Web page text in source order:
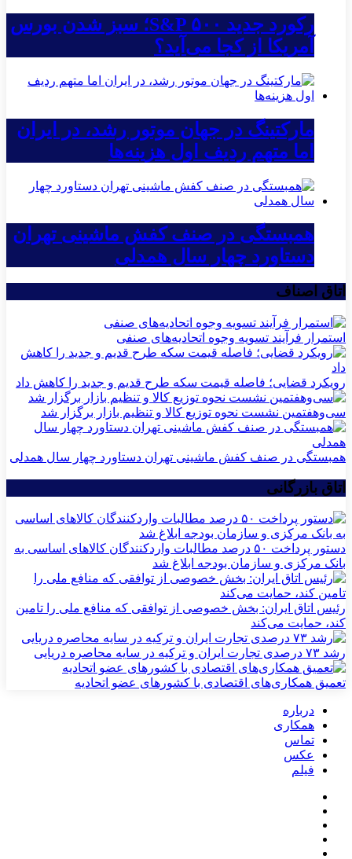
رکورد جدید S&P ۵۰۰؛ سبز شدن بورس
آمریکا از کجا می‌آید؟
مارکتینگ در جهان موتور رشد، در ایران
اما متهم ردیف اول هزینه‌ها
همبستگی در صنف کفش ماشینی تهران
دستاورد چهار سال همدلی
اتاق اصناف
استمرار فرآیند تسویه وجوه اتحادیه‌های صنفی
رویکرد قضایی؛ فاصله قیمت سکه طرح قدیم و جدید را کاهش داد
سی‌و‌هفتمین نشست نحوه توزیع کالا و تنظیم بازار برگزار شد
همبستگی در صنف کفش ماشینی تهران دستاورد چهار سال همدلی
اتاق بازرگانی
دستور پرداخت ۵۰ درصد مطالبات واردکنندگان کالاهای اساسی به
بانک مرکزی و سازمان بودجه ابلاغ شد
رئیس اتاق ایران: بخش خصوصی از توافقی که منافع ملی را تامین
کند، حمایت می‌کند
رشد ۷۳ درصدی تجارت ایران و ترکیه در سایه محاصره دریایی
تعمیق همکاری‌های اقتصادی با کشورهای عضو اتحادیه
درباره
همکاری
تماس
عکس
فیلم